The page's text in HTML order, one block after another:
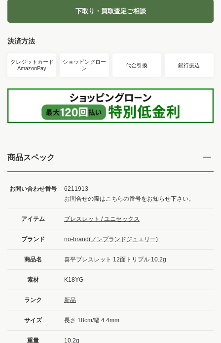
下取り・買取査定ご相談
決済方法
クレジットカード
AmazonPay
ショッピングロー
ン
代金引換 銀行振込
商品スペック
お問い合わせ番号
6211913
お問合せの際はこちらの番号をお知らせ下さい。
アイテム ブレスレット / ユニセックス
ブランド no-brand(ノンブランドジュエリー)
商品名 喜平ブレスレット 12面トリプル 10.2g
素材 K18YG
ランク 新品
サイズ 長さ:18cm/幅:4.4mm
重量 10.2g